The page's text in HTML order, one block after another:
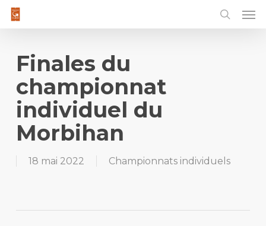
Skip
contentFinales du
championnat
individuel du
Morbihan
18 mai 2022 Championnats individuels